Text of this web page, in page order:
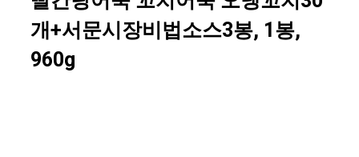
개+서문시장비법소스3봉, 1봉,
960g